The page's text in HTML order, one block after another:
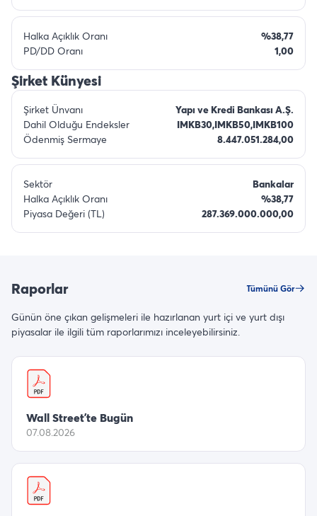
Halka Açıklık Oranı
%38,77
PD/DD Oranı
1,00
Şirket Künyesi
Şirket Ünvanı
Yapı ve Kredi Bankası A.Ş.
Dahil Olduğu Endeksler
IMKB30,IMKB50,IMKB100
Ödenmiş Sermaye
8.447.051.284,00
Sektör
Bankalar
Halka Açıklık Oranı
%38,77
Piyasa Değeri (TL)
287.369.000.000,00
Raporlar Tümünü Gör
Günün öne çıkan gelişmeleri ile hazırlanan yurt içi ve yurt dışı
piyasalar ile ilgili tüm raporlarımızı inceleyebilirsiniz.
Wall Street’te Bugün
07.08.2026